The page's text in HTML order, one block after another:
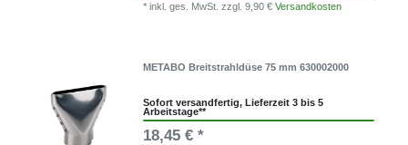
* inkl. ges. MwSt.zzgl. 9,90 €Versandkosten
METABO Breitstrahldüse 75 mm 630002000
Sofort versandfertig, Lieferzeit 3 bis 5
Arbeitstage**
18,45 € *